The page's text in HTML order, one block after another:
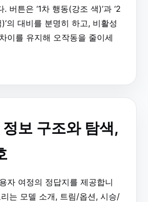
버튼은 ‘1차 행동(강조 색)’과 ‘2
의 대비를 분명히 하고, 비활성
이를 유지해 오작동을 줄이세
정보 구조와 탐색,
자 여정의 정답지를 제공합니
는 모델 소개, 트림/옵션, 시승/